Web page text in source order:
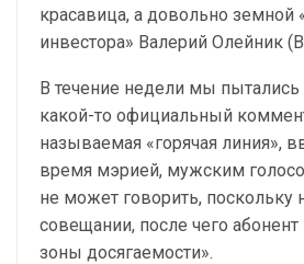
красавица, а довольно земной
инвестора» Валерий Олейник
В течение недели мы пытались
какой-то официальный
называемая «горячая линия»,
время мэрией, мужским
не может говорить, поскольку
совещании, после чего абонент
зоны досягаемости».